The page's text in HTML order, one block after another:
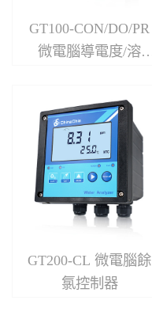
GT100-CON/DO/PR
微電腦導電度/溶
GT200-CL 微電腦餘
氯控制器